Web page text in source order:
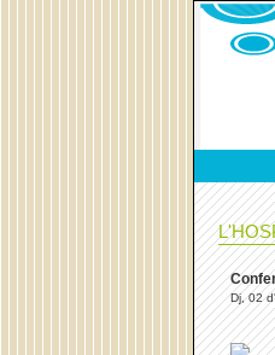
Dj, 02